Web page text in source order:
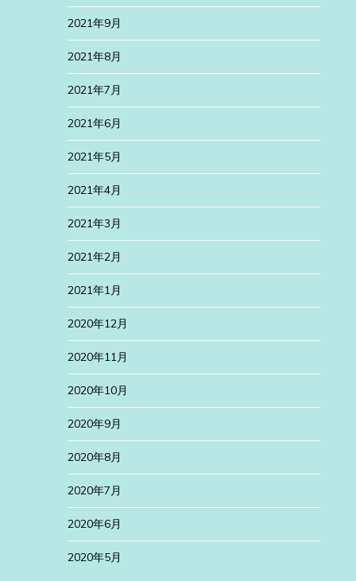
2021年9月
2021年8月
2021年7月
2021年6月
2021年5月
2021年4月
2021年3月
2021年2月
2021年1月
2020年12月
2020年11月
2020年10月
2020年9月
2020年8月
2020年7月
2020年6月
2020年5月